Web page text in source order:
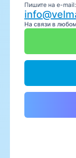
Пишите на e-mail:
На связи в